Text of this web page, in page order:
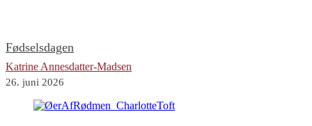
Fødselsdagen
Katrine Annesdatter-Madsen
26. juni 2026